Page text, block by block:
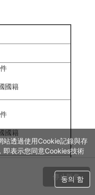
國籍
國籍
)，80-140cm之兒童
停止販售
站透過使用Cookie記錄與存
即表示您同意Cookies技術
동의 함